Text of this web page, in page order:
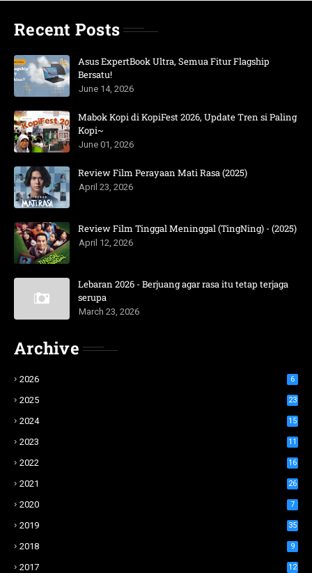
Recent Posts
Asus ExpertBook Ultra, Semua Fitur Flagship
Bersatu!
June 14, 2026
Mabok Kopi di KopiFest 2026, Update Tren si Paling
Kopi~
June 01, 2026
Review Film Perayaan Mati Rasa (2025)
April 23, 2026
Review Film Tinggal Meninggal (TingNing) - (2025)
April 12, 2026
Lebaran 2026 - Berjuang agar rasa itu tetap terjaga
serupa
March 23, 2026
Archive
2026 6
2025 23
2024 15
2023 11
2022 16
2021 26
2020 7
2019 35
2018 9
2017 12